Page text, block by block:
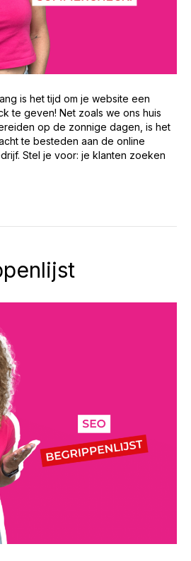
is het tijd om je website een
te geven! Net zoals we ons huis
op de zonnige dagen, is het
te besteden aan de online
Stel je voor: je klanten zoeken